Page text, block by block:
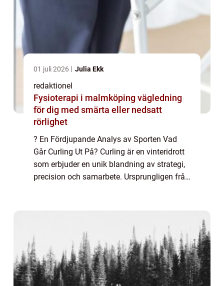
01 juli 2026 Julia Ekk
redaktionel
Fysioterapi i malmköping vägledning
för dig med smärta eller nedsatt
rörlighet
? En Fördjupande Analys av Sporten Vad
Går Curling Ut På? Curling är en vinteridrott
som erbjuder en unik blandning av strategi,
precision och samarbete. Ursprungligen från